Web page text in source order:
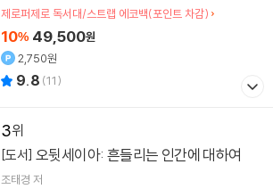
제로퍼제로 독서대/스트랩 에코백(포인트 차감)
10% 49,500원
2,750원
9.8 (11)
3
[도서] 오뒷세이아: 흔들리는 인간에 대하여
조태경 저